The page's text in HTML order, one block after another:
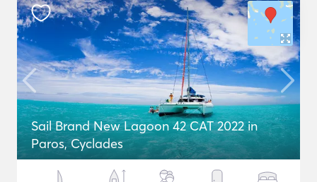
Sail Brand New Lagoon 42 CAT 2022 in
Paros, Cyclades